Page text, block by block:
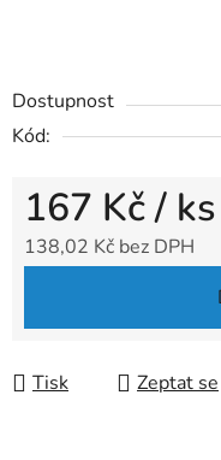
Dostupnost
Kód:
167 Kč/ ks
138,02 Kč bez DPH
Tisk Zeptat se